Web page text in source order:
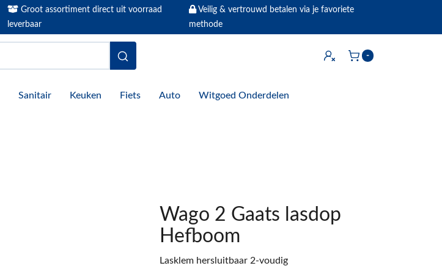
Groot assortiment direct uit voorraad
leverbaar
Veilig & vertrouwd betalen via je favoriete
methode
Inloggen -
Sanitair Keuken Fiets Auto Witgoed Onderdelen
Wago 2 Gaats lasdop
Hefboom
Lasklem hersluitbaar 2-voudig